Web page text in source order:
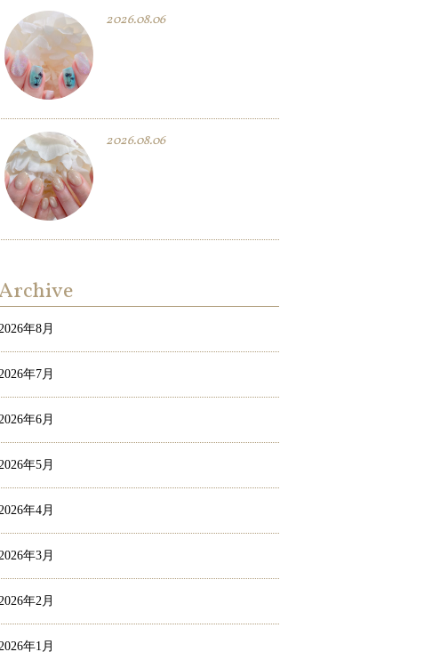
2026.08.06
2026.08.06
年8月
年7月
年6月
年5月
年4月
年3月
年2月
年1月